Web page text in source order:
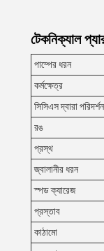
টেকনিক্যাল
পাম্পের ধরন
কর্মক্ষেত্র
সিসিএস দ্বারা পরিদর্শন
রঙ
প্রস্থ
জ্বালানীর ধরন
স্পড ক্যারেজ
প্রস্তাব
কাঠামো